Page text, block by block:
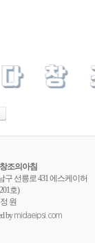
조의아침
선릉로 431 에스케이허
호)
원
bymidaeipsi.com